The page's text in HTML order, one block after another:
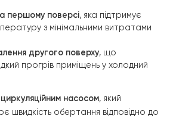
блоку
RAY-18DS2-EVI
насосуRaymer RAY-
технічному приміщенні будинку —
розміщено допоміжне обладнання:
розширювальний бак,
вузли.